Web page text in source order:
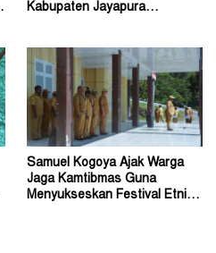
Kabupaten Jayapura
Samuel Kogoya Ajak Warga
Jaga Kamtibmas Guna
Menyukseskan Festival Etnik